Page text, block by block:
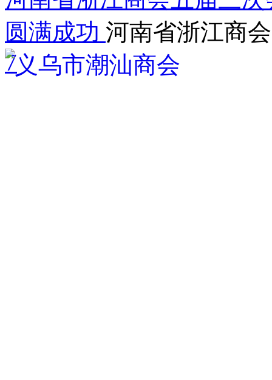
圆满成功 河南省浙江商会
7